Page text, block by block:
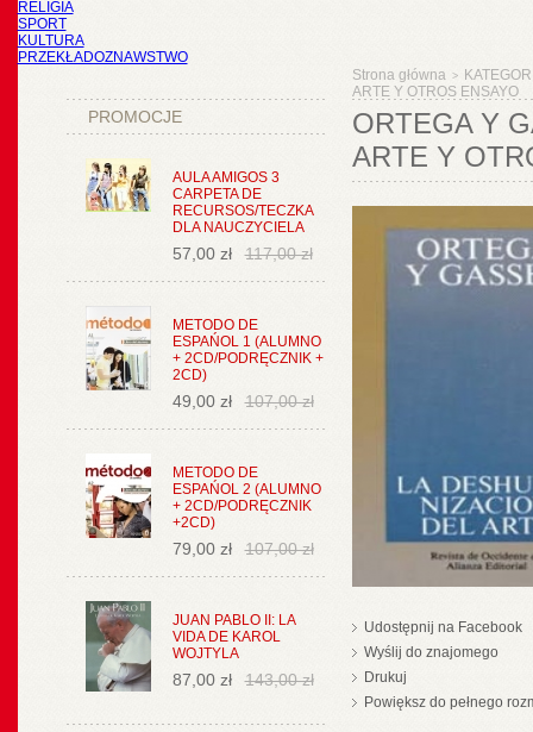
RELIGIA
SPORT
KULTURA
PRZEKŁADOZNAWSTWO
PROMOCJE
AULA AMIGOS 3
CARPETA DE
RECURSOS/TECZKA
DLA NAUCZYCIELA
57,00 zł 117,00 zł
METODO DE
ESPAŃOL 1 (ALUMNO
+ 2CD/PODRĘCZNIK +
2CD)
49,00 zł 107,00 zł
METODO DE
ESPAŃOL 2 (ALUMNO
+ 2CD/PODRĘCZNIK
+2CD)
79,00 zł 107,00 zł
JUAN PABLO II: LA
VIDA DE KAROL
WOJTYLA
87,00 zł 143,00 zł
Strona główna >
ARTE Y OTROS ENSAYO
ORTEGA Y
ARTE Y
Udostępnij na Facebook
Wyślij do znajomego
Drukuj
Powiększ do pełnego